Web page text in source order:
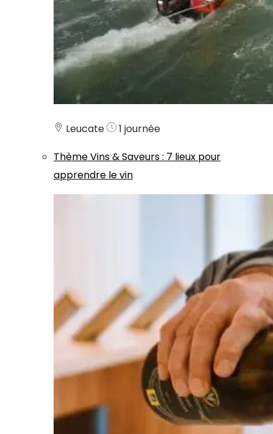
Leucate
1 journée
ThèmeVins & Saveurs: 7 lieux pour
apprendre le vin